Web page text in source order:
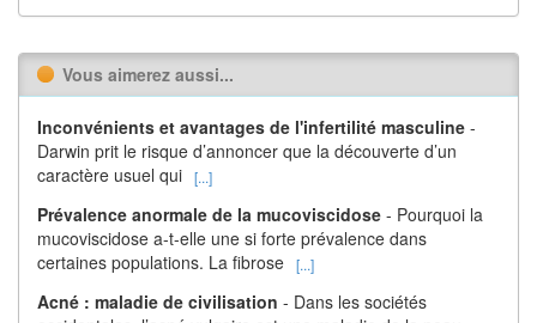
Vous aimerez aussi...
Inconvénients et avantages de l'infertilité masculine -
Darwin prit le risque d’annoncer que la découverte d’un
caractère usuel qui [...]
Prévalence anormale de la mucoviscidose - Pourquoi la
mucoviscidose a-t-elle une si forte prévalence dans
certaines populations. La fibrose [...]
Acné : maladie de civilisation - Dans les sociétés